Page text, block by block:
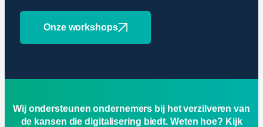
Onze workshops
Wij ondersteunen ondernemers bij het verzilveren van
de kansen die digitalisering biedt. Weten hoe? Kijk